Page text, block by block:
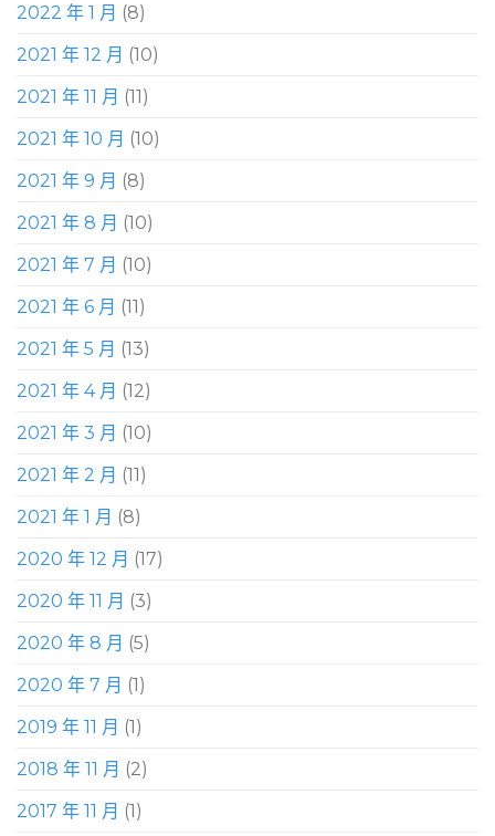
2022 年 1 月 (8)
2021 年 12 月 (10)
2021 年 11 月 (11)
2021 年 10 月 (10)
2021 年 9 月 (8)
2021 年 8 月 (10)
2021 年 7 月 (10)
2021 年 6 月 (11)
2021 年 5 月 (13)
2021 年 4 月 (12)
2021 年 3 月 (10)
2021 年 2 月 (11)
2021 年 1 月 (8)
2020 年 12 月 (17)
2020 年 11 月 (3)
2020 年 8 月 (5)
2020 年 7 月 (1)
2019 年 11 月 (1)
2018 年 11 月 (2)
2017 年 11 月 (1)